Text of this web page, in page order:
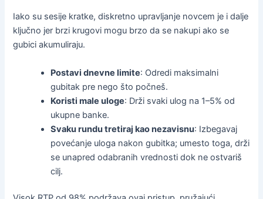
Iako su sesije kratke, diskretno upravljanje novcem je i dalje
ključno jer brzi krugovi mogu brzo da se nakupi ako se
gubici akumuliraju.
Postavi dnevne limite: Odredi maksimalni
gubitak pre nego što počneš.
Koristi male uloge: Drži svaki ulog na 1–5% od
ukupne banke.
Svaku rundu tretiraj kao nezavisnu: Izbegavaj
povećanje uloga nakon gubitka; umesto toga, drži
se unapred odabranih vrednosti dok ne ostvariš
cilj.